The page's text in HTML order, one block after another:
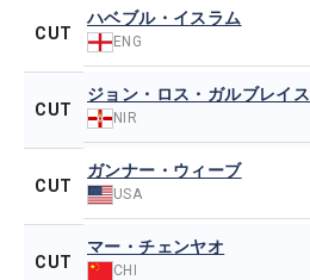
CUT
ハベブル・イスラム
ENG
CUT
ジョン・ロス・ガルブレイス
NIR
CUT
ガンナー・ウィーブ
USA
CUT
マー・チェンヤオ
CHI